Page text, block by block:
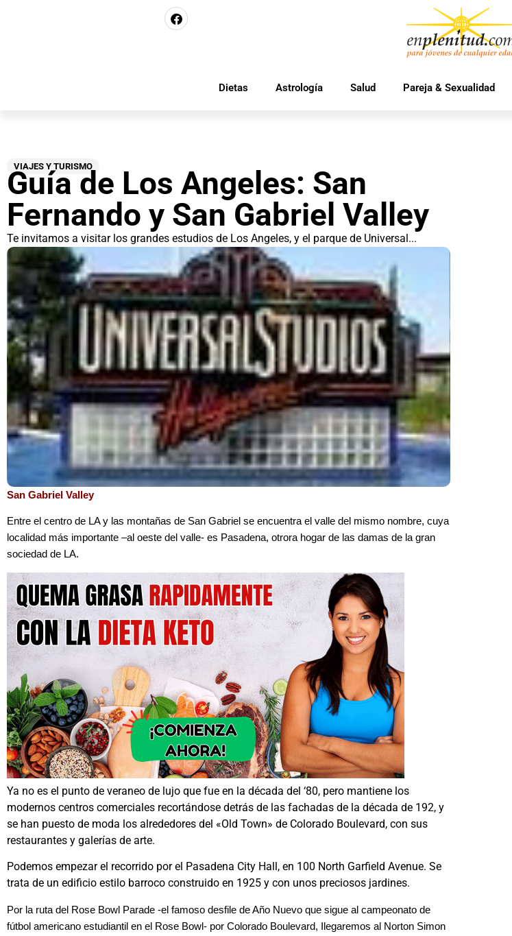
Dietas Astrología Salud Pareja & Sexualidad
VIAJES Y TURISMO
Guía de Los Angeles: San
Fernando y San Gabriel Valley
Te invitamos a visitar los grandes estudios de Los Angeles, y el parque de Universal...
San Gabriel Valley
Entre el centro de LA y las montañas de San Gabriel se encuentra el valle del mismo nombre, cuya
localidad más importante –al oeste del valle- es Pasadena, otrora hogar de las damas de la gran
sociedad de LA.
Ya no es el punto de veraneo de lujo que fue en la década del ‘80, pero mantiene los
modernos centros comerciales recortándose detrás de las fachadas de la década de 192, y
se han puesto de moda los alrededores del «Old Town» de Colorado Boulevard, con sus
restaurantes y galerías de arte.
Podemos empezar el recorrido por el Pasadena City Hall, en 100 North Garfield Avenue. Se
trata de un edificio estilo barroco construido en 1925 y con unos preciosos jardines.
Por la ruta del Rose Bowl Parade -el famoso desfile de Año Nuevo que sigue al campeonato de
fútbol americano estudiantil en el Rose Bowl- por Colorado Boulevard, Ilegaremos al Norton Simon